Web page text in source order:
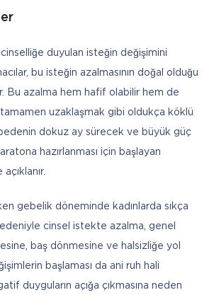
cinselliğe duyulan isteğin değişimini
bu isteğin azalmasının doğal olduğu
Bu azalma hem hafif olabilir hem de
tamamen uzaklaşmak gibi oldukça köklü
dokuz ay sürecek ve büyük güç
hazırlanması için başlayan
gebelik döneminde kadınlarda sıkça
cinsel istekte azalma, genel
baş dönmesine ve halsizliğe yol
başlaması da ani ruh hali
duyguların açığa çıkmasına neden